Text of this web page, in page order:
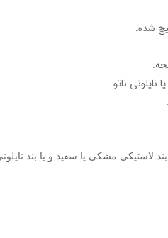
شده.
ناتو.
مشکی یا سفید و یا بند نایلونی